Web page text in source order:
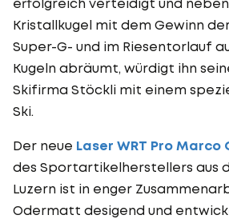
Kristallkugel mit dem Gewinn
Super-G- und im Riesentorlauf
Kugeln abräumt, würdigt ihn
Skifirma Stöckli mit einem
Ski.
Der neue Laser WRT Pro
des Sportartikelherstellers aus
Luzern ist in enger
Odermatt desigend und